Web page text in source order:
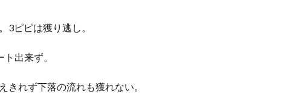
3ピピは獲り逃し。
出来ず。
きれず下落の流れも獲れない。